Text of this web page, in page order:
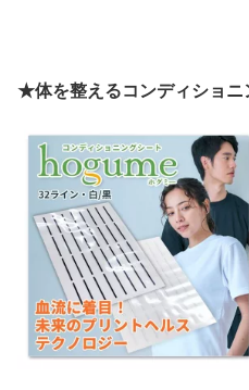
選挙 応援 スポーツ 大会
予選 本戦 観戦 long big
ポーツ 大
戦 2本1セッ
★体を整えるコンディショニ